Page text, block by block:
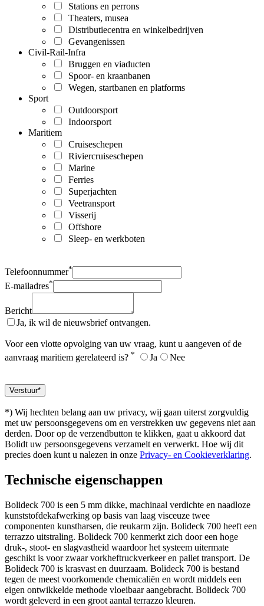
Stations en perrons
Theaters, musea
Distributiecentra en winkelbedrijven
Gevangenissen
Civil-Rail-Infra
Bruggen en viaducten
Spoor- en kraanbanen
Wegen, startbanen en platforms
Sport
Outdoorsport
Indoorsport
Maritiem
Cruiseschepen
Riviercruiseschepen
Marine
Ferries
Superjachten
Veetransport
Visserij
Offshore
Sleep- en werkboten
Telefoonnummer*
E-mailadres*
Bericht
Ja, ik wil de nieuwsbrief ontvangen.
Voor een vlotte opvolging van uw vraag, kunt u aangeven of de
aanvraag maritiem gerelateerd is? * Ja Nee
*) Wij hechten belang aan uw privacy, wij gaan uiterst zorgvuldig
met uw persoonsgegevens om en verstrekken uw gegevens niet aan
derden. Door op de verzendbutton te klikken, gaat u akkoord dat
Bolidt uw persoonsgegevens verzamelt en verwerkt. Hoe wij dit
precies doen kunt u nalezen in onze Privacy- en Cookieverklaring.
Technische eigenschappen
Bolideck 700 is een 5 mm dikke, machinaal verdichte en naadloze
kunststofdekafwerking op basis van laag visceuze twee
componenten kunstharsen, die reukarm zijn. Bolideck 700 heeft een
terrazzo uitstraling. Bolideck 700 kenmerkt zich door een hoge
druk-, stoot- en slagvastheid waardoor het systeem uitermate
geschikt is voor zwaar vorkheftruckverkeer en pallet transport. De
Bolideck 700 is krasvast en duurzaam. Bolideck 700 is bestand
tegen de meest voorkomende chemicaliën en wordt middels een
eigen ontwikkelde methode vloeibaar aangebracht. Bolideck 700
wordt geleverd in een groot aantal terrazzo kleuren.